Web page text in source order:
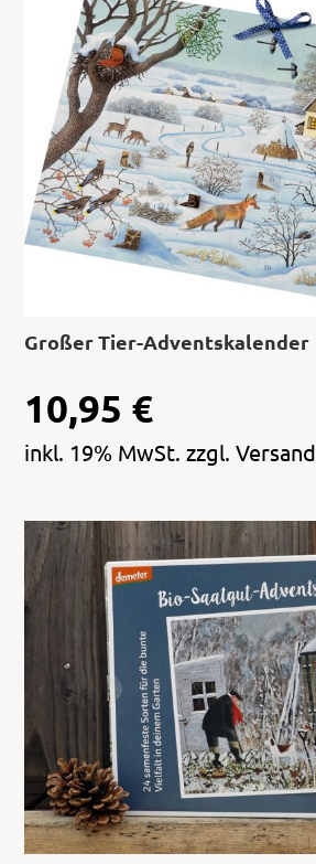
Großer Tier-Adventskalender
10,95 €
inkl. 19% MwSt. zzgl. Versand